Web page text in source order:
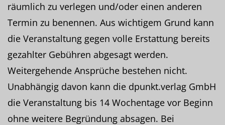
räumlich zu verlegen und/oder einen anderen
Termin zu benennen. Aus wichtigem Grund kann
die Veranstaltung gegen volle Erstattung bereits
gezahlter Gebühren abgesagt werden.
Weitergehende Ansprüche bestehen nicht.
Unabhängig davon kann die dpunkt.verlag GmbH
die Veranstaltung bis 14 Wochentage vor Beginn
ohne weitere Begründung absagen. Bei